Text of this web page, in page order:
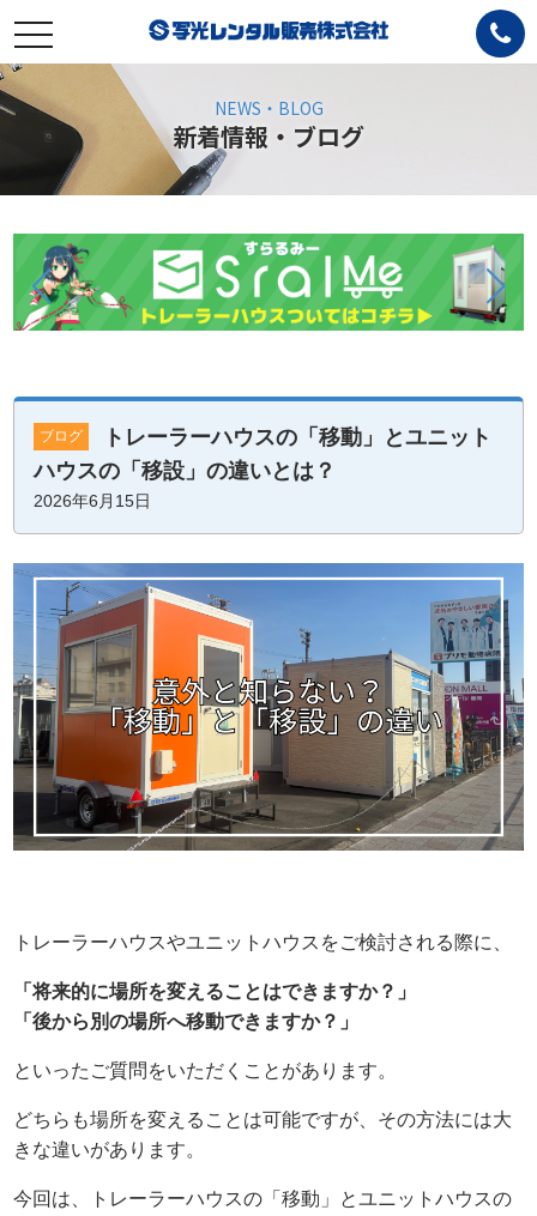
toggle
navigation
NEWS・BLOG
新着情報・ブログ
ブログ
トレーラーハウスの「移動」とユニット
ハウスの「移設」の違いとは？
2026年6月15日
トレーラーハウスやユニットハウスをご検討される際に、
「将来的に場所を変えることはできますか？」
「後から別の場所へ移動できますか？」
といったご質問をいただくことがあります。
どちらも場所を変えることは可能ですが、その方法には大
きな違いがあります。
今回は、トレーラーハウスの「移動」とユニットハウスの